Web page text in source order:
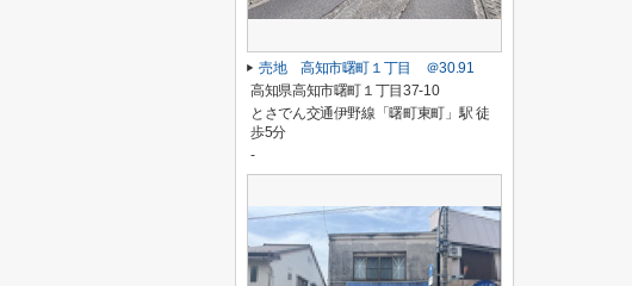
売地 高知市曙町１丁目 ＠30.91
高知県高知市曙町１丁目37-10
とさでん交通伊野線「曙町東町」駅 徒
歩5分
-